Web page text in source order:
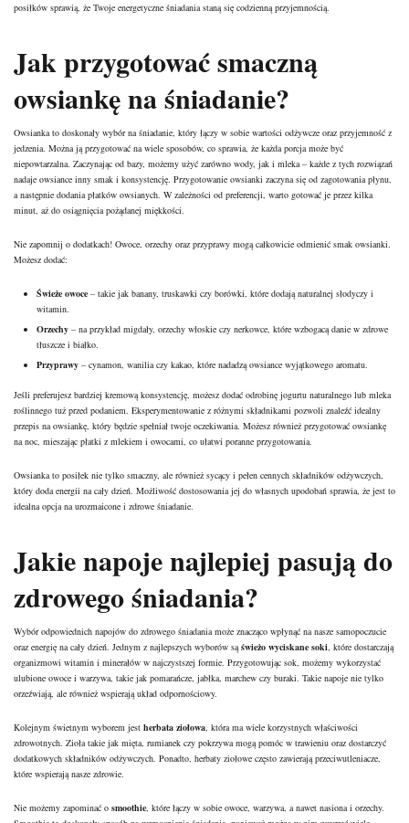
posiłków sprawią, że Twoje energetyczne śniadania staną się codzienną przyjemnością.
Jak przygotować smaczną
owsiankę na śniadanie?
Owsianka to doskonały wybór na śniadanie, który łączy w sobie wartości odżywcze oraz przyjemność z
jedzenia. Można ją przygotować na wiele sposobów, co sprawia, że każda porcja może być
niepowtarzalna. Zaczynając od bazy, możemy użyć zarówno wody, jak i mleka – każde z tych rozwiązań
nadaje owsiance inny smak i konsystencję. Przygotowanie owsianki zaczyna się od zagotowania płynu,
a następnie dodania płatków owsianych. W zależności od preferencji, warto gotować je przez kilka
minut, aż do osiągnięcia pożądanej miękkości.
Nie zapomnij o dodatkach! Owoce, orzechy oraz przyprawy mogą całkowicie odmienić smak owsianki.
Możesz dodać:
Świeże owoce – takie jak banany, truskawki czy borówki, które dodają naturalnej słodyczy i
witamin.
Orzechy – na przykład migdały, orzechy włoskie czy nerkowce, które wzbogacą danie w zdrowe
tłuszcze i białko.
Przyprawy – cynamon, wanilia czy kakao, które nadadzą owsiance wyjątkowego aromatu.
Jeśli preferujesz bardziej kremową konsystencję, możesz dodać odrobinę jogurtu naturalnego lub mleka
roślinnego tuż przed podaniem. Eksperymentowanie z różnymi składnikami pozwoli znaleźć idealny
przepis na owsiankę, który będzie spełniał twoje oczekiwania. Możesz również przygotować owsiankę
na noc, mieszając płatki z mlekiem i owocami, co ułatwi poranne przygotowania.
Owsianka to posiłek nie tylko smaczny, ale również sycący i pełen cennych składników odżywczych,
który doda energii na cały dzień. Możliwość dostosowania jej do własnych upodobań sprawia, że jest to
idealna opcja na urozmaicone i zdrowe śniadanie.
Jakie napoje najlepiej pasują do
zdrowego śniadania?
Wybór odpowiednich napojów do zdrowego śniadania może znacząco wpłynąć na nasze samopoczucie
oraz energię na cały dzień. Jednym z najlepszych wyborów sąświeżo wyciskane soki, które dostarczają
organizmowi witamin i minerałów w najczystszej formie. Przygotowując sok, możemy wykorzystać
ulubione owoce i warzywa, takie jak pomarańcze, jabłka, marchew czy buraki. Takie napoje nie tylko
orzeźwiają, ale również wspierają układ odpornościowy.
Kolejnym świetnym wyborem jest herbata ziołowa, która ma wiele korzystnych właściwości
zdrowotnych. Zioła takie jak mięta, rumianek czy pokrzywamogą pomóc w trawieniu oraz dostarczyć
dodatkowych składników odżywczych. Ponadto, herbaty ziołowe często zawierają przeciwutleniacze,
które wspierają nasze zdrowie.
Nie możemy zapominać o smoothie, które łączy w sobie owoce, warzywa, a nawet nasiona i orzechy.